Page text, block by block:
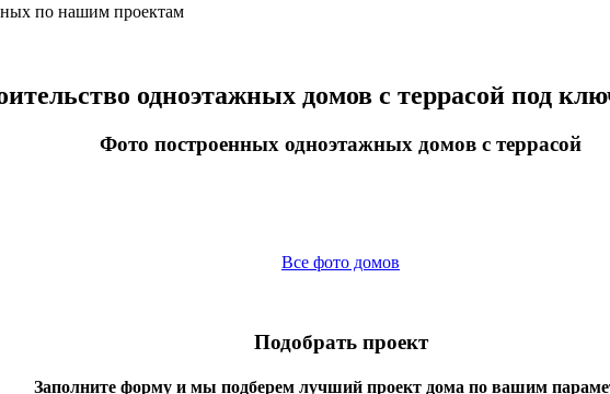
по нашим проектам
одноэтажных домов с террасой под
Фото построенных одноэтажных домов с террасой
Все фото домов
Подобрать проект
Заполните форму и мы подберем лучший проект дома по вашим